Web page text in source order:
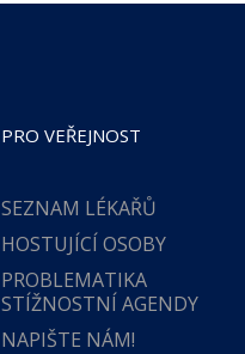
PRO VEŘEJNOST
SEZNAM LÉKAŘŮ
HOSTUJÍCÍ OSOBY
PROBLEMATIKA
STÍŽNOSTNÍ AGENDY
NAPIŠTE NÁM!